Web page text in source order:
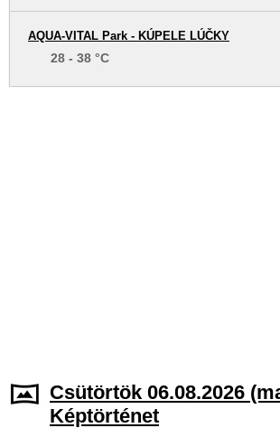
AQUA-VITAL Park - KÚPELE LÚČKY
28 - 38 °C
Csütörtök 06.08.2026
Képtörténet